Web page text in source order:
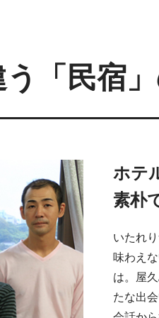
「民宿
ホテ
素朴
いたれ
味わえ
は。屋
たな出